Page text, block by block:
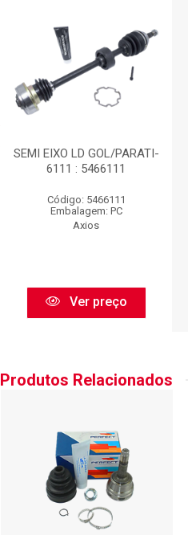
SEMI EIXO LD GOL/PARATI-
6111 : 5466111
Código: 5466111
Embalagem: PC
Axios
Ver preço
Produtos Relacionados